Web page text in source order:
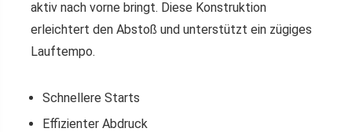
aktiv nach vorne bringt. Diese Konstruktion
erleichtert den Abstoß und unterstützt ein zügiges
Lauftempo.
Schnellere Starts
Effizienter Abdruck